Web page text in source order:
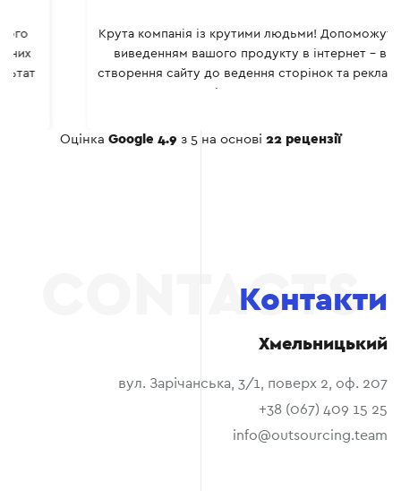
Крута компанія із крутими людьми! Допоможуть із
виведенням вашого продукту в інтернет - від
створення сайту до ведення сторінок та реклами в
Оцінка Google 4.9 з 5 на основі 22 рецензії
Контакти
Хмельницький
вул. Зарічанська, 3/1, поверх 2, оф. 207
+38 (067) 409 15 25
info@outsourcing.team